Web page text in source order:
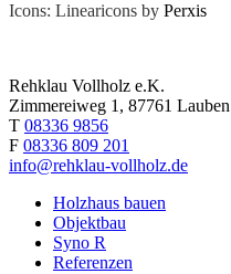
Icons: Linearicons by Perxis
Rehklau Vollholz e.K.
Zimmereiweg 1, 87761 Lauben
T 08336 9856
F 08336 809 201
info@rehklau-vollholz.de
Holzhaus bauen
Objektbau
Syno R
Referenzen